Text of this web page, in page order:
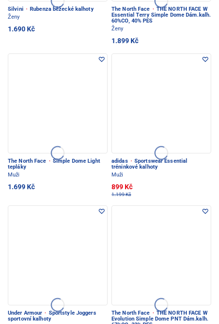
Silvini · Rubenza běžecké kalhoty
Ženy
1.690 Kč
The North Face · THE NORTH FACE W
Essential Terry Simple Dome Dám.kalh.
60%CO, 40% PES
Ženy
1.899 Kč
The North Face · Simple Dome Light
tepláky
Muži
1.699 Kč
adidas · Sportswear Essential
tréninkové kalhoty
Muži
899 Kč
1.199 Kč
Under Armour · Sportstyle Joggers
sportovní kalhoty
The North Face · THE NORTH FACE W
Evolution Simple Dome PNT Dám.kalh.